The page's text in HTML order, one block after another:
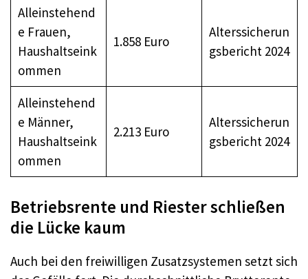
Alleinstehend
e Frauen,
Haushaltseink
ommen
1.858 Euro
Alterssicherun
gsbericht 2024
Alleinstehend
e Männer,
Haushaltseink
ommen
2.213 Euro
Alterssicherun
gsbericht 2024
Betriebsrente und Riester schließen
die Lücke kaum
Auch bei den freiwilligen Zusatzsystemen setzt sich